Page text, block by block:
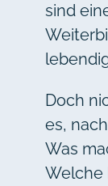
sind
Doch
es,
Was
Welche